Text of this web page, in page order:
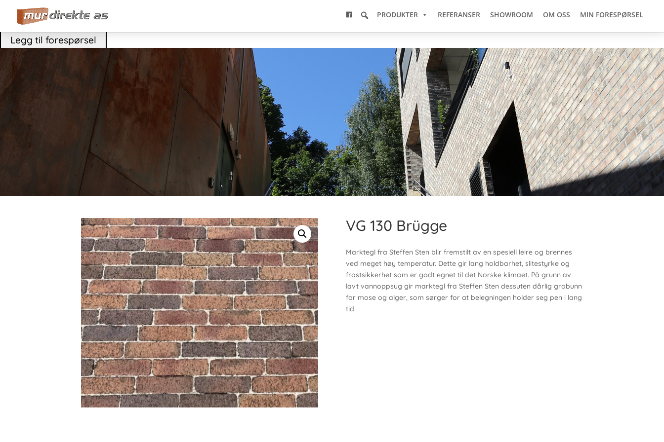
PRODUKTER REFERANSER SHOWROOM OM OSS MIN FORESPØRSEL
Legg til forespørsel
VG 130 Brügge
Marktegl fra Steffen Sten blir fremstilt av en spesiell leire og brennes
ved meget høy temperatur. Dette gir lang holdbarhet, slitestyrke og
frostsikkerhet som er godt egnet til det Norske klimaet. På grunn av
lavt vannoppsug gir marktegl fra Steffen Sten dessuten dårlig grobunn
for mose og alger, som sørger for at belegningen holder seg pen i lang
tid.